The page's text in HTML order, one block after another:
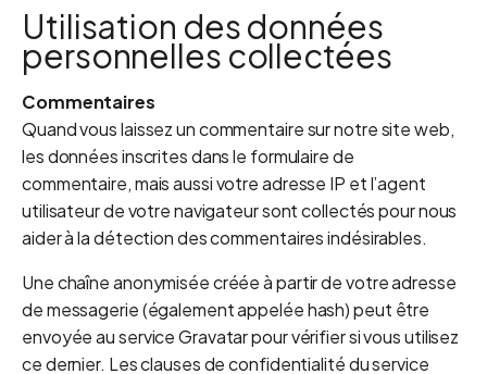
Utilisation des données
personnelles collectées
Commentaires
Quand vous laissez un commentaire sur notre site web,
les données inscrites dans le formulaire de
commentaire, mais aussi votre adresse IP et l’agent
utilisateur de votre navigateur sont collectés pour nous
aider à la détection des commentaires indésirables.
Une chaîne anonymisée créée à partir de votre adresse
de messagerie (également appelée hash) peut être
envoyée au service Gravatar pour vérifier si vous utilisez
ce dernier. Les clauses de confidentialité du service